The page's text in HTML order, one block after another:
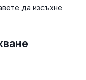
да изсъхне